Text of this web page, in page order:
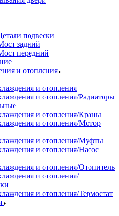
подвески
задний
передний
и отопления
и отопления
и отопления/Радиаторы
и отопления/Краны
и отопления/Мотор
и отопления/Муфты
и отопления/Насос
и отопления/Отопитель
и отопления/
и отопления/Термостат